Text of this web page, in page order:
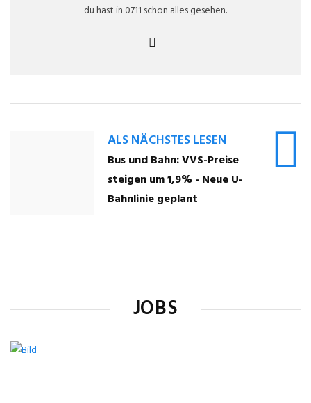
du hast in 0711 schon alles gesehen.
ALS NÄCHSTES LESEN
Bus und Bahn: VVS-Preise
steigen um 1,9% - Neue U-
Bahnlinie geplant
JOBS